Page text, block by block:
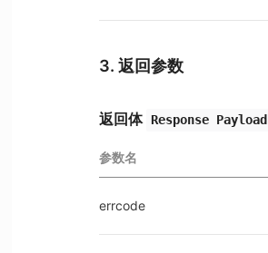
3. 返回参数
返回体 Response Payload
参数名
errcode